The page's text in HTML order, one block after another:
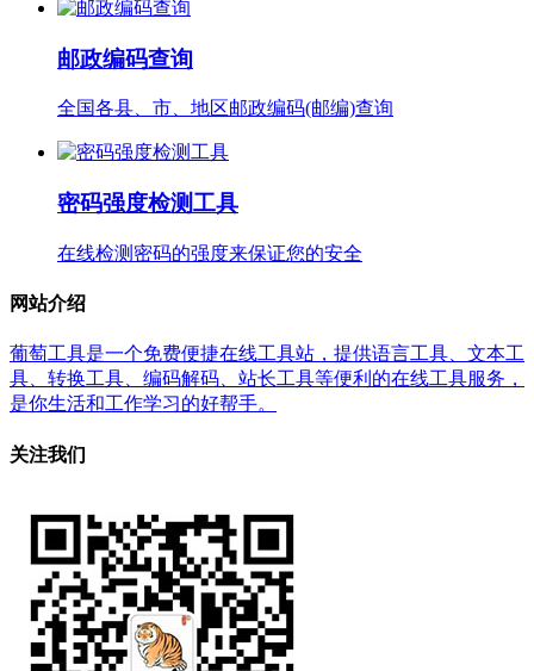
邮政编码查询
全国各县、市、地区邮政编码(邮编)查询
密码强度检测工具
在线检测密码的强度来保证您的安全
网站介绍
葡萄工具是一个免费便捷在线工具站，提供语言工具、文本工
具、转换工具、编码解码、站长工具等便利的在线工具服务，
是你生活和工作学习的好帮手。
关注我们